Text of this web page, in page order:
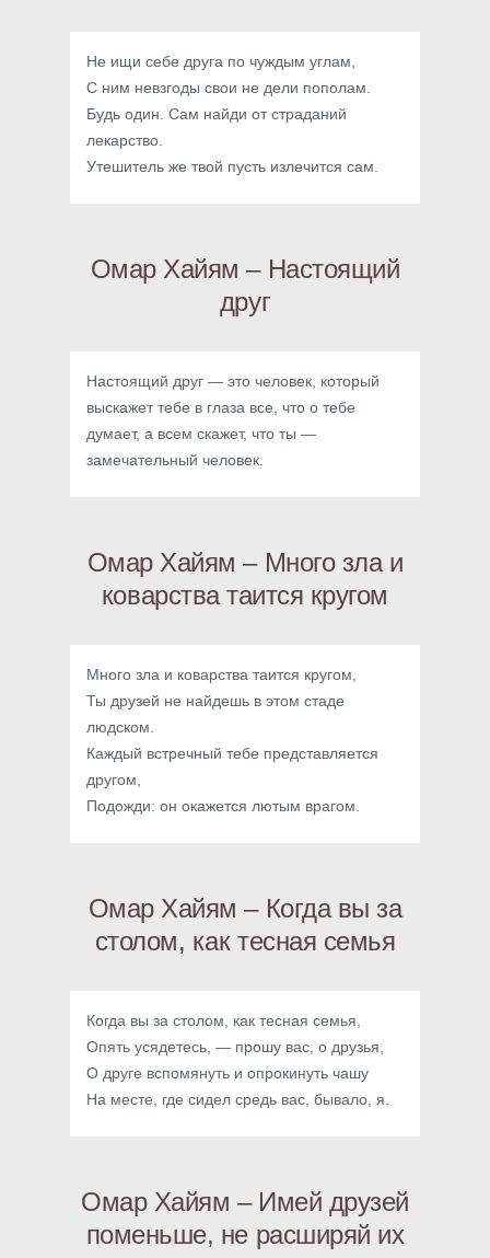
Не ищи себе друга по чуждым углам,
С ним невзгоды свои не дели пополам.
Будь один. Сам найди от страданий
лекарство.
Утешитель же твой пусть излечится сам.
Омар Хайям – Настоящий
друг
Настоящий друг — это человек, который
выскажет тебе в глаза все, что о тебе
думает, а всем скажет, что ты —
замечательный человек.
Омар Хайям – Много зла и
коварства таится кругом
Много зла и коварства таится кругом,
Ты друзей не найдешь в этом стаде
людском.
Каждый встречный тебе представляется
другом,
Подожди: он окажется лютым врагом.
Омар Хайям – Когда вы за
столом, как тесная семья
Когда вы за столом, как тесная семья,
Опять усядетесь, — прошу вас, о друзья,
О друге вспомянуть и опрокинуть чашу
На месте, где сидел средь вас, бывало, я.
Омар Хайям – Имей друзей
поменьше, не расширяй их